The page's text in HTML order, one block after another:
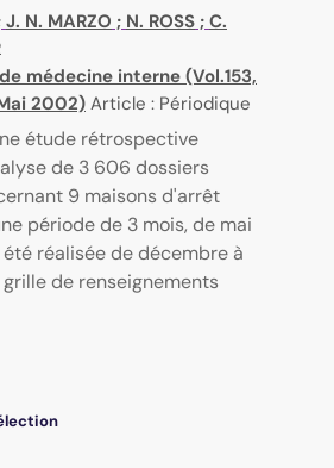
J. N. MARZO ; N. ROSS ; C.
médecine interne (Vol.153,
2002) Article : Périodique
étude rétrospective
de 3 606 dossiers
9 maisons d'arrêt
période de 3 mois, de mai
été réalisée de décembre à
de renseignements